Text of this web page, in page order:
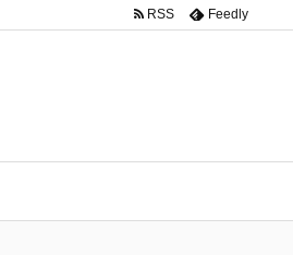
RSS Feedly